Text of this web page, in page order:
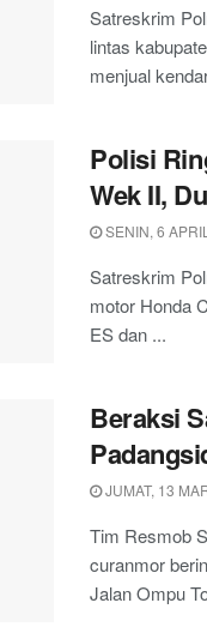
Satreskrim
lintas
menjual
Polisi
Wek II,
SENIN, 6
Satreskrim
motor Honda
ES dan ...
Beraksi
JUMAT, 13
Tim Resmob
curanmor
Jalan Ompu